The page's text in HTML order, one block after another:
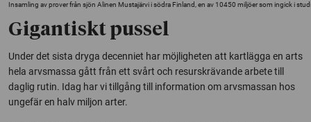
Insamling av prover från sjön Alinen Mustajärvi i södra Finland, en av 10450 miljöer som ingick i
Gigantiskt pussel
Under det sista dryga decenniet har möjligheten att kartlägga en arts
hela arvsmassa gått från ett svårt och resurskrävande arbete till
daglig rutin. Idag har vi tillgång till information om arvsmassan hos
ungefär en halv miljon arter.